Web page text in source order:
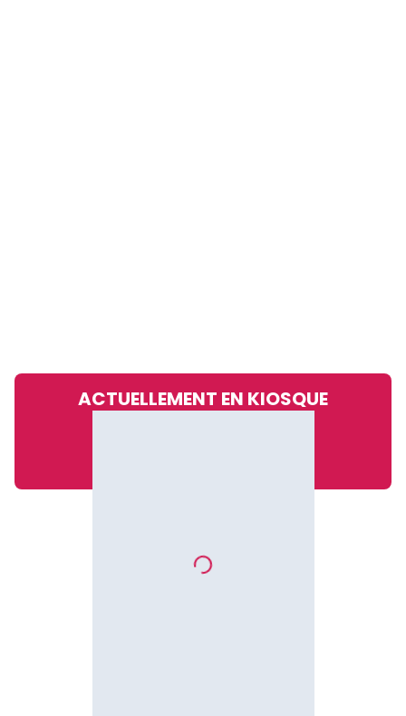
ACTUELLEMENT EN KIOSQUE